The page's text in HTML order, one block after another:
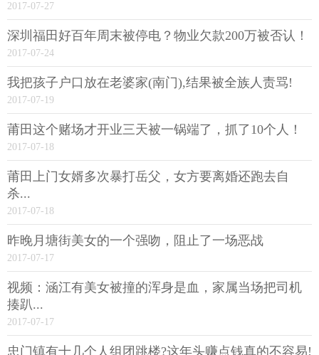
2017-07-27
深圳福田好百年周末被停电？物业欠款200万被否认！
2017-07-24
我把孩子户口放在老婆家(南门),结果被全族人责骂!
2017-07-19
莆田这个赌场才开业三天被一锅端了，抓了10个人！
2017-07-18
莆田上门女婿多次暴打岳父，女方要离婚还跑去自
杀...
2017-07-18
昨晚月塘街美女的一个强吻，阻止了一场恶战
2017-07-17
视频：涵江有美女被撞的浑身是血，家属当场把司机
揍趴...
2017-07-17
忠门镇有十几个人组团跳楼?这年头赚点钱真的不容易!